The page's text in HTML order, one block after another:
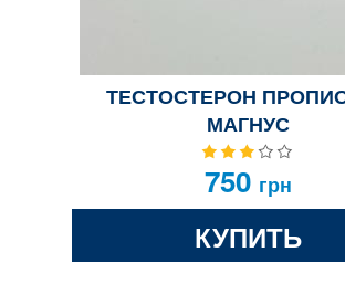
ТЕСТОСТЕРОН
МАГНУС
750 грн
КУПИТЬ